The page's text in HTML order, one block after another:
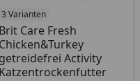
3 Varianten
Brit Care Fresh
Chicken&Turkey
getreidefrei Activity
Katzentrockenfutter
Produkt am Lager